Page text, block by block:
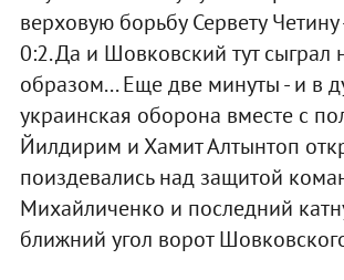
верховую борьбу Сервету Четину
0:2. Да и Шовковский тут сыграл
образом... Еще две минуты - и в
украинская оборона вместе с
Йилдирим и Хамит Алтынтоп
поиздевались над защитой
Михайличенко и последний
ближний угол ворот